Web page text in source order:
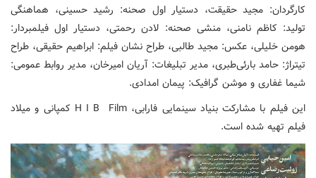
کارگردان: مجید حقیقت، دستیار اول صحنه: رشید حسینی، هماهنگی
تولید: کاظم نامنی، منشی صحنه: لادن رحمتی، دستیار اول فیلمبردار:
هومن خلیلی، عکس: مجید طالبی، طراح نشان فیلم: ابراهیم حقیقی، طراح
تیتراژ: حامد بارئی‌طبری، مدیر تبلیغات: آریان امیرخان، مدیر روابط عمومی:
شیما غفاری و موشن گرافیک: پیمان امدادی.
این فیلم با مشارکت بنیاد سینمایی فارابی، H I B Film کمپانی و میلاد
فیلم تهیه شده است.